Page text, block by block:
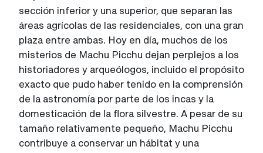
sección inferior y una superior, que separan las
áreas agrícolas de las residenciales, con una gran
plaza entre ambas. Hoy en día, muchos de los
misterios de Machu Picchu dejan perplejos a los
historiadores y arqueólogos, incluido el propósito
exacto que pudo haber tenido en la comprensión
de la astronomía por parte de los incas y la
domesticación de la flora silvestre. A pesar de su
tamaño relativamente pequeño, Machu Picchu
contribuye a conservar un hábitat y una